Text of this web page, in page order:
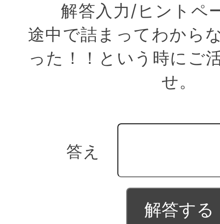
解答入力/ヒントペ
途中で詰まってわから
った！！という時にご
せ。
答え